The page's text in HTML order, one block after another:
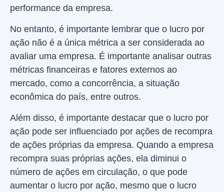
performance da empresa.
No entanto, é importante lembrar que o lucro por
ação não é a única métrica a ser considerada ao
avaliar uma empresa. É importante analisar outras
métricas financeiras e fatores externos ao
mercado, como a concorrência, a situação
econômica do país, entre outros.
Além disso, é importante destacar que o lucro por
ação pode ser influenciado por ações de recompra
de ações próprias da empresa. Quando a empresa
recompra suas próprias ações, ela diminui o
número de ações em circulação, o que pode
aumentar o lucro por ação, mesmo que o lucro